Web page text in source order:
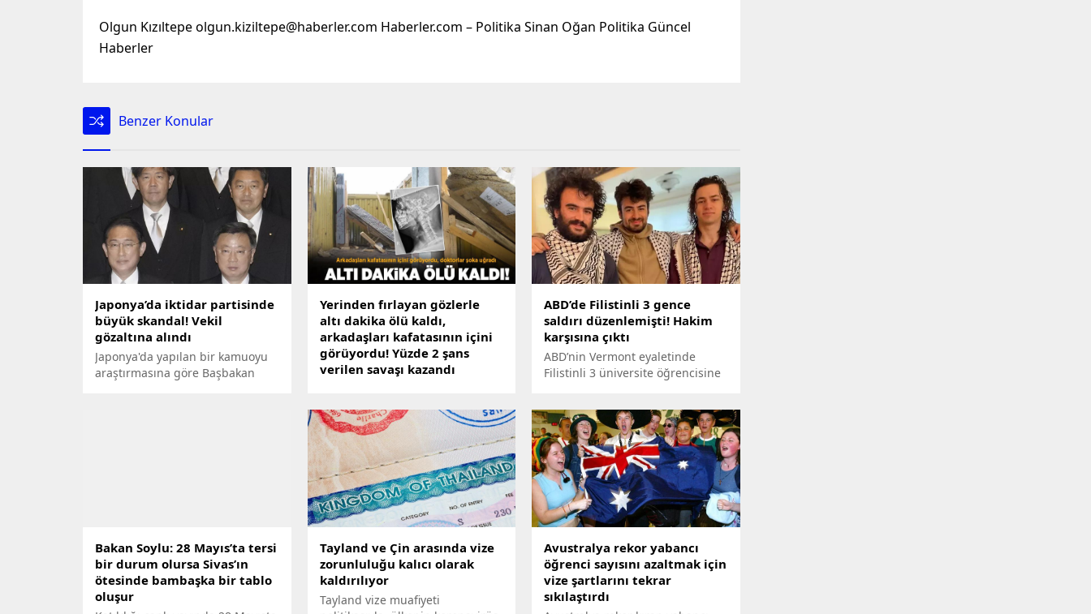
Olgun Kızıltepe olgun.kiziltepe@haberler.com Haberler.com – Politika Sinan Oğan Politika Güncel
Haberler
Benzer Konular
Japonya’da iktidar partisinde
büyük skandal! Vekil
gözaltına alındı
Japonya'da yapılan bir kamuoyu
araştırmasına göre Başbakan
Yerinden fırlayan gözlerle
altı dakika ölü kaldı,
arkadaşları kafatasının içini
görüyordu! Yüzde 2 şans
verilen savaşı kazandı
arkadaşları koştu ancak
gördükleri karşısında kelimenin
tam anlamıyla şok oldular. Herkes
çığlık atıp ağlarken,
arkadaşlarının öldüğünü
düşündüler.
ABD’de Filistinli 3 gence
saldırı düzenlemişti! Hakim
karşısına çıktı
ABD’nin Vermont eyaletinde
Filistinli 3 üniversite öğrencisine
yöneltilen ikinci derece cinayete
teşebbüs suçlamalarını kabul
etmedi.
Bakan Soylu: 28 Mayıs’ta tersi
bir durum olursa Sivas’ın
ötesinde bambaşka bir tablo
oluşur
Tayland ve Çin arasında vize
zorunluluğu kalıcı olarak
kaldırılıyor
Tayland vize muafiyeti
Avustralya rekor yabancı
öğrenci sayısını azaltmak için
vize şartlarını tekrar
sıkılaştırdı